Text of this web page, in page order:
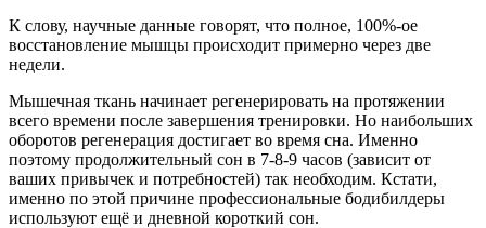
К слову, научные данные говорят, что полное, 100%-ое
восстановление мышцы происходит примерно через две
недели.
Мышечная ткань начинает регенерировать на протяжении
всего времени после завершения тренировки. Но наибольших
оборотов регенерация достигает во время сна. Именно
поэтому продолжительный сон в 7-8-9 часов (зависит от
ваших привычек и потребностей) так необходим. Кстати,
именно по этой причине профессиональные бодибилдеры
используют ещё и дневной короткий сон.